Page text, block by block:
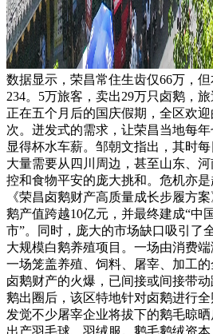
数据显示，荣昌常住生齿仅66万，
234。5万旅客，卖出29万只卤鹅，
正在五个月后的国庆假期，全区欢迎
次。迸发式的需求，让荣昌当地每
显得杯水车薪。邹朝文指出，其时每
大量需要从四川周边，甚至山东、
控和食物平安的庞大挑和。危机亦
《荣昌卤鹅财产高质量成长步履方
鹅产值跨越10亿元，并最终建成“中
市”。同时，庞大的市场缺口吸引了
大规模白鹅养殖项目。一场由消费
一场笼盖养殖、饲料、屠宰、加工的
卤鹅财产的火爆，已间接或间接带
鹅出圈后，该区特地针对卤鹅进行全
发觉不少屠宰企业将拔下的鹅毛晾晒
出产羽毛球、羽绒服。鹅毛鹅绒资